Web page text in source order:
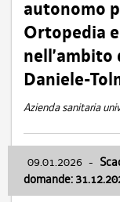
autonomo
Ortopedia
Daniele-
Azienda sanitaria
09.01.2026 -
domande: